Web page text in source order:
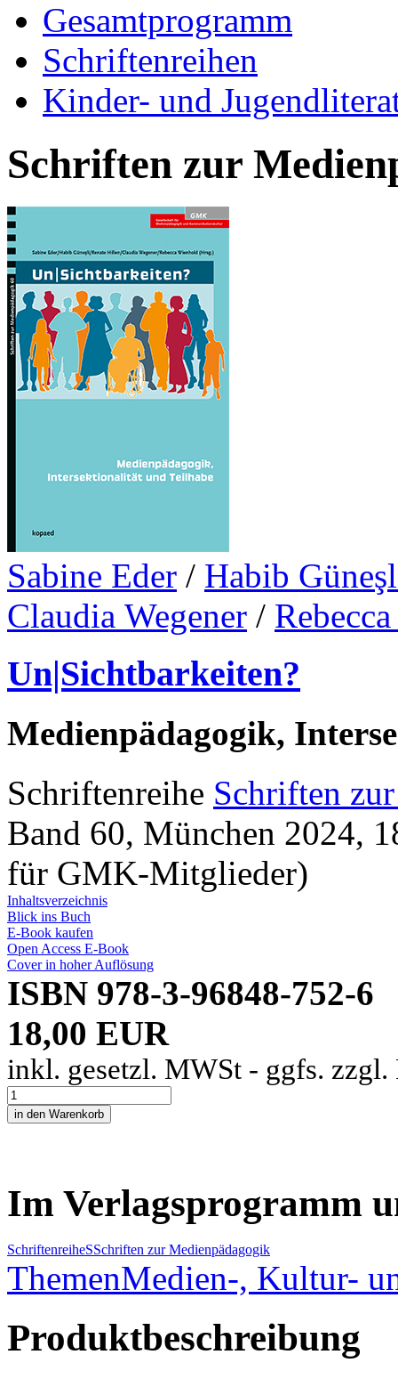
Gesamtprogramm
Schriftenreihen
Kinder- und
Schriften zur
Sabine Eder / Habib
Claudia Wegener /
Un|Sichtbarkeiten?
Medienpädagogik,
Schriftenreihe Schriften
Band 60, München 2024,
für GMK-Mitglieder)
Inhaltsverzeichnis
Blick ins Buch
E-Book kaufen
Open Access E-Book
Cover in hoher Auflösung
ISBN 978-3-96848-752-6
18,00 EUR
inkl. gesetzl. MWSt - ggfs. zzgl.
Im Verlagsprogramm
SchriftenreiheSSchriften zur Medienpädagogik
ThemenMedien-, Kultur-
Produktbeschreibung